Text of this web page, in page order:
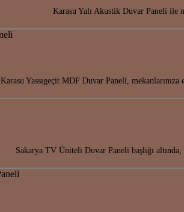
Karasu Yalı Akustik Duvar Paneli ile
Karasu Yassıgeçit MDF Duvar Paneli,
Sakarya TV Üniteli Duvar Paneli başlığı